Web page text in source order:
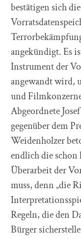
bestätigen sich
angekündigt. Es
Instrument der
angewandt wird,
und
Abgeordnete
gegenüber dem
Weidenholzer
endlich die
Überarbeit der
muss, denn „die
Regeln, die den
Bürger